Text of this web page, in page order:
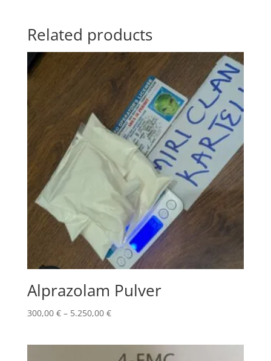
Related products
Alprazolam Pulver
300,00 € – 5.250,00 €Price
through